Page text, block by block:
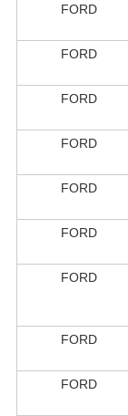
FORD
FORD
FORD
FORD
FORD
FORD
FORD
FORD
FORD